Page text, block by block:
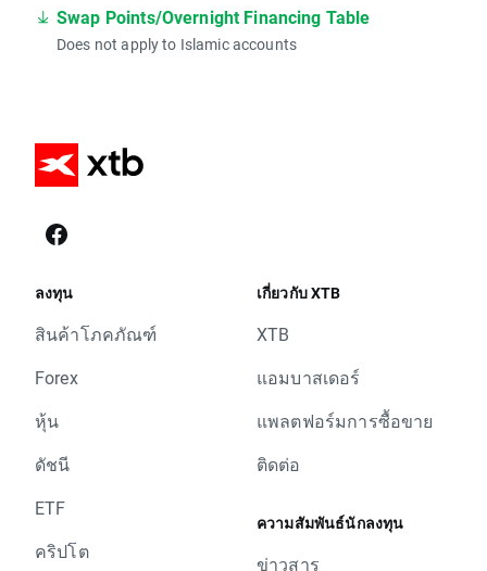
Swap Points/Overnight Financing Table
Does not apply to Islamic accounts
ลงทุน
สินค้าโภคภัณฑ์
Forex
หุ้น
ดัชนี
ETF
คริปโต
เกี่ยวกับ XTB
XTB
แอมบาสเดอร์
แพลตฟอร์มการซื้อขาย
ติดต่อ
ความสัมพันธ์นักลงทุน
ข่าวสาร